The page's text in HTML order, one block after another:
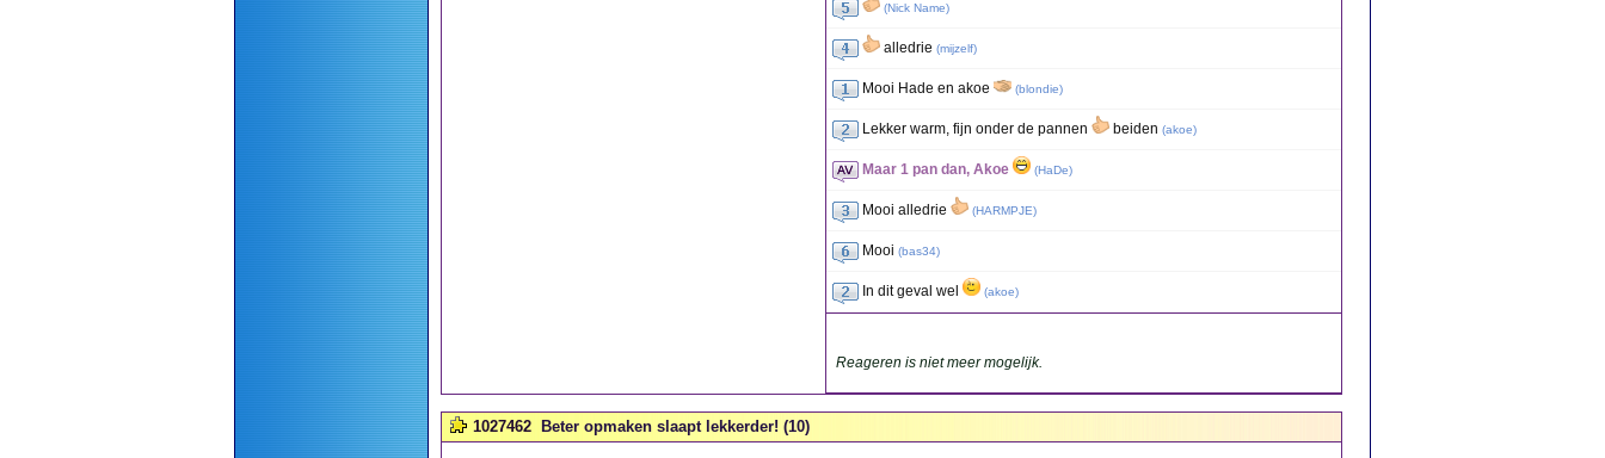
(Nick Name)
alledrie (mijzelf)
Mooi Hade en akoe (blondie)
Lekker warm, fijn onder de pannen beiden (akoe)
Maar 1 pan dan, Akoe (HaDe)
Mooi alledrie (HARMPJE)
Mooi (bas34)
In dit geval wel (akoe)
Reageren is niet meer mogelijk.
1027462 Beter opmaken slaapt lekkerder! (10)